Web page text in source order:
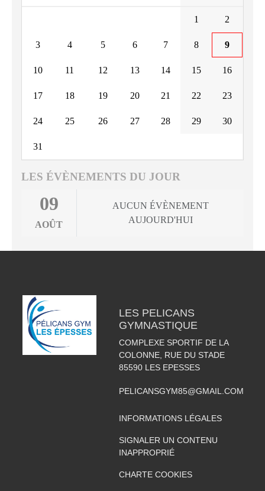
1 2
3 4 5 6 7 8 9
10 11 12 13 14 15 16
17 18 19 20 21 22 23
24 25 26 27 28 29 30
31
LES ÉVÈNEMENTS DU JOUR
09
AOÛT
AUCUN ÉVÈNEMENT
AUJOURD'HUI
LES PELICANS
GYMNASTIQUE
COMPLEXE SPORTIF DE LA
COLONNE, RUE DU STADE
85590 LES EPESSES
PELICANSGYM85@GMAIL.COM
INFORMATIONS LÉGALES
SIGNALER UN CONTENU
INAPPROPRIÉ
CHARTE COOKIES